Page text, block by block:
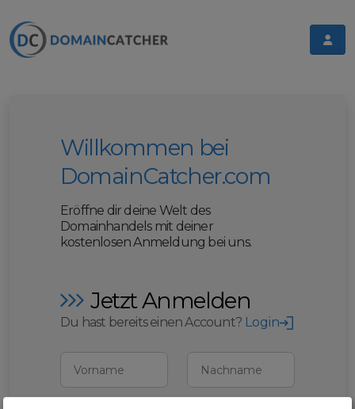
Willkommen bei
DomainCatcher.com
Eröffne dir deine Welt des
Domainhandels mit deiner
kostenlosen Anmeldung bei uns.
Jetzt Anmelden
Du hast bereits einen Account? Login
Vorname Nachname